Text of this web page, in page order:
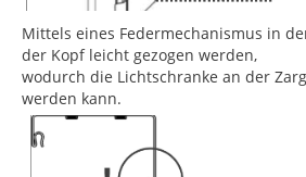
Mittels eines Federmechanismus in
der Kopf leicht gezogen werden,
wodurch die Lichtschranke an der
werden kann.